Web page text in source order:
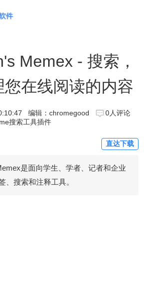
Memex - 搜索，
在线阅读的内容
编辑：chromegood
0人评论
搜索工具插件
直达下载
是面向学生、学者、记者和企业
、搜索和注释工具。